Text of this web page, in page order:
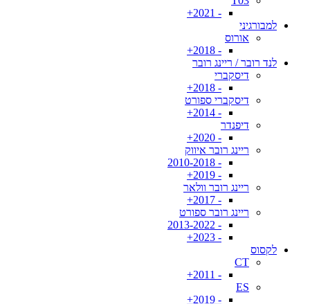
- 2021+
למבורגיני
אורוס
- 2018+
לנד רובר / ריינג רובר
דיסקברי
- 2018+
דיסקברי ספורט
- 2014+
דיפנדר
- 2020+
ריינג רובר איווק
- 2010-2018
- 2019+
ריינג רובר וולאר
- 2017+
ריינג רובר ספורט
- 2013-2022
- 2023+
לקסוס
CT
- 2011+
ES
- 2019+